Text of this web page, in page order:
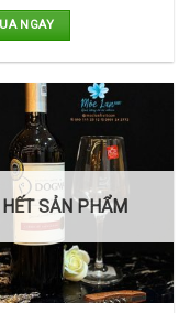
NGAY
HẾT SẢN PHẨM